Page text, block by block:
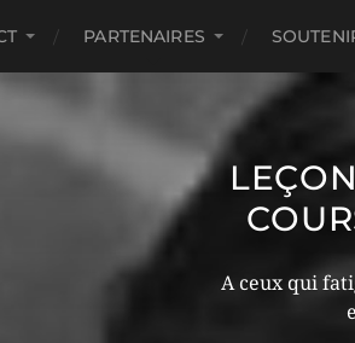
PARTENAIRES
A ceux qui